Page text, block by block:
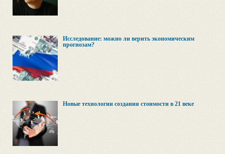
Исследование: можно ли верить экономическим
прогнозам?
Новые технологии создания стоимости в 21 веке